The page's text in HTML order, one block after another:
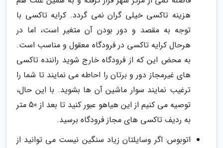
هزینه تاکسی خیلی گران نمی گردد. کرایه تاکسی با
توجه به مقصد و دور بودن آن متغیر است، اما در
هرحال کرایه تاکسی در فرودگاه معقول و مناسب است.
به محض این که از فرودگاه خارج شوید راننده تاکسی
های غیرمجاز دور و برتان را احاطه می نمایند تا شما را
ترغیب نمایند سوار ماشین آن ها بشوید. با این حال،
توصیه می کنیم از این هیاهو عبور کنید تا بعد از 50 متر
به ردیف تاکسی های مجاز فرودگاه برسید.
اتوبوس: اگر وسایلتان زیاد سنگین نیست می توانید از